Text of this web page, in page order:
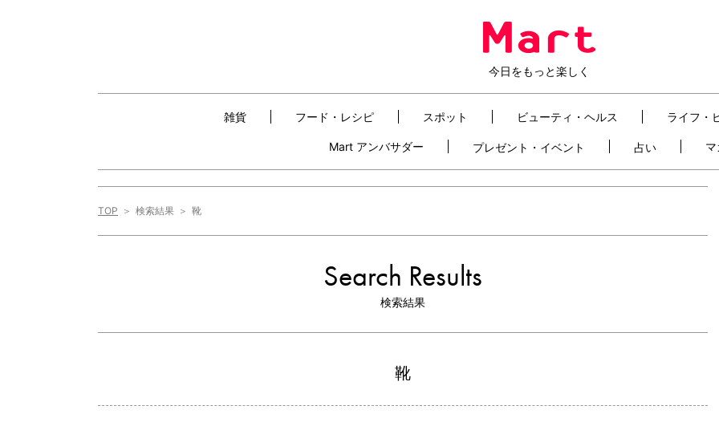
今日をもっと楽しく
雑貨 フード・レシピ スポット ビューティ・ヘルス ライフ・
Mart アンバサダー プレゼント・イベント 占い
TOP 検索結果 靴
Search Results
検索結果
靴